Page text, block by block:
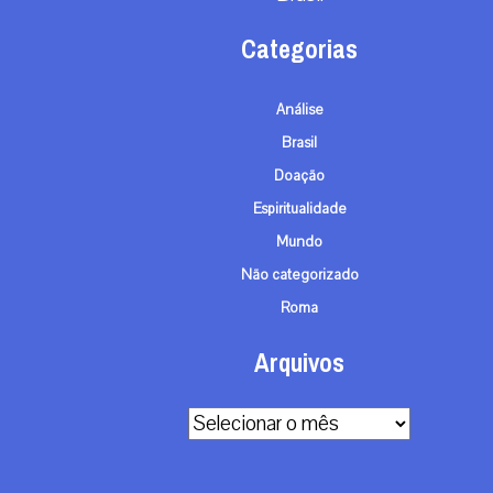
Categorias
Análise
Brasil
Doação
Espiritualidade
Mundo
Não categorizado
Roma
Arquivos
Arquivos